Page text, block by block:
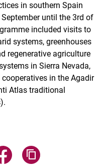
in southern Spain
until the 3rd of
included visits to
systems, greenhouses
regenerative agriculture
in Sierra Nevada,
in the Agadir
Atlas traditional
Mail teilen
über WhatsApp teilen
Seite über Facebook